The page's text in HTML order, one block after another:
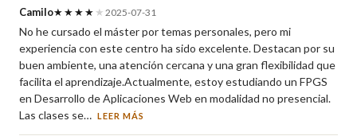
Camilo★★★★ ★ 2025-07-31
No he cursado el máster por temas personales, pero mi
experiencia con este centro ha sido excelente. Destacan por su
buen ambiente, una atención cercana y una gran flexibilidad que
facilita el aprendizaje.Actualmente, estoy estudiando un FPGS
en Desarrollo de Aplicaciones Web en modalidad no presencial.
Las clases se… LEER MÁS